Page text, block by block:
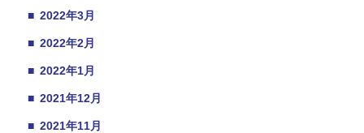
■ 2022年3月
■ 2022年2月
■ 2022年1月
■ 2021年12月
■ 2021年11月